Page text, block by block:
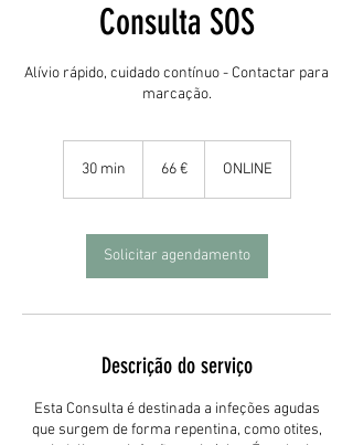
Consulta SOS
Alívio rápido, cuidado contínuo - Contactar para
marcação.
30 min
i
n
66 € ONLINE
Solicitar agendamento
Descrição do serviço
Esta Consulta é destinada a infeções agudas
que surgem de forma repentina, como otites,